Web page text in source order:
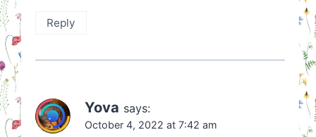
Reply
Yova says:
October 4, 2022 at 7:42 am